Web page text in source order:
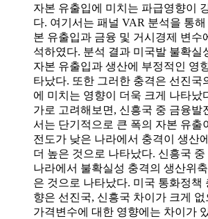
자본 유출입에 미치는 파급영향이
다. 여기서는 패널 VAR 분석을 통
본 유출입과 금융 및 거시경제 변수
석하였다. 분석 결과 미국발 불확실
자본 유출입과 생산에 부정적인 영
타났다. 또한 그러한 충격은 선진국
에 미치는 영향이 더욱 크게 나타났
가로 고려해보면 , 신흥국 중 금융발
서는 단기적으로 큰 폭의 자본 유출
전도가 낮은 나라에서 충격이 생산
더 높은 것으로 나타났다. 신흥국
나라에서 불확실성 충격의 생산위
은 것으로 나타났다. 미국 통화정책
향은 선진국, 신흥국 차이가 크게
가격변수에 대한 영향에는 차이가